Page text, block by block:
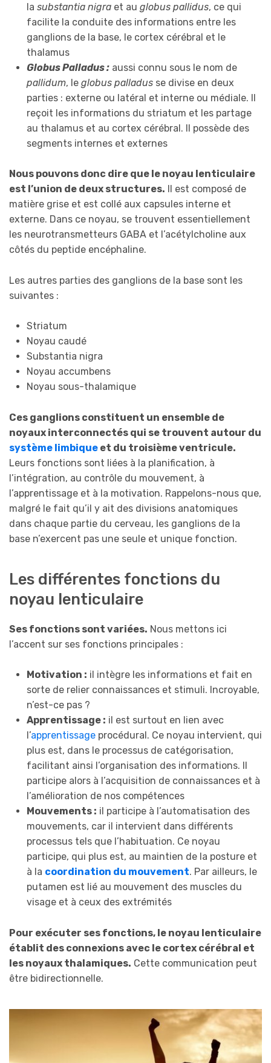
la substantia nigraet au globus pallidus, ce qui
facilite la conduite des informations entre les
ganglions de la base, le cortex cérébral et le
thalamus
Globus Palladus :aussi connu sous le nom de
pallidum, le globus palladus se divise en deux
parties : externe ou latéral et interne ou médiale. Il
reçoit les informations du striatum et les partage
au thalamus et au cortex cérébral. Il possède des
segments internes et externes
Nous pouvons donc dire que le noyau lenticulaire
est l’union de deux structures. Il est composé de
matière grise et est collé aux capsules interne et
externe. Dans ce noyau, se trouvent essentiellement
les neurotransmetteurs GABA et l’acétylcholine aux
côtés du peptide encéphaline.
Les autres parties des ganglions de la base sont les
suivantes :
Striatum
Noyau caudé
Substantia nigra
Noyau accumbens
Noyau sous-thalamique
Ces ganglions constituent un ensemble de
noyaux interconnectés qui se trouvent autour du
système limbique et du troisième ventricule.
Leurs fonctions sont liées à la planification, à
l’intégration, au contrôle du mouvement, à
l’apprentissage et à la motivation. Rappelons-nous que,
malgré le fait qu’il y ait des divisions anatomiques
dans chaque partie du cerveau, les ganglions de la
base n’exercent pas une seule et unique fonction.
Les différentes fonctions du
noyau lenticulaire
Ses fonctions sont variées. Nous mettons ici
l’accent sur ses fonctions principales :
Motivation : il intègre les informations et fait en
sorte de relier connaissances et stimuli. Incroyable,
n’est-ce pas ?
Apprentissage : il est surtout en lien avec
l’apprentissageprocédural. Ce noyau intervient, qui
plus est, dans le processus de catégorisation,
facilitant ainsi l’organisation des informations. Il
participe alors à l’acquisition de connaissances et à
l’amélioration de nos compétences
Mouvements : il participe à l’automatisation des
mouvements, car il intervient dans différents
processus tels que l’habituation. Ce noyau
participe, qui plus est, au maintien de la posture et
à la coordination du mouvement. Par ailleurs, le
putamen est lié au mouvement des muscles du
visage et à ceux des extrémités
Pour exécuter ses fonctions, le noyau lenticulaire
établit des connexions avec le cortex cérébral et
les noyaux thalamiques. Cette communication peut
être bidirectionnelle.